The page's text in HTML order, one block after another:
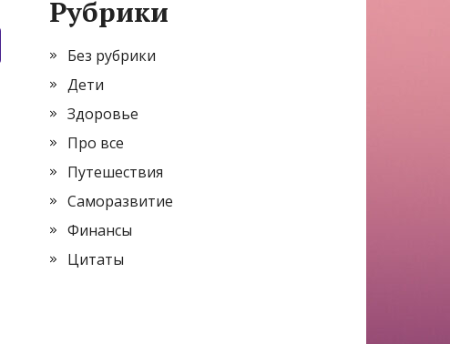
Рубрики
Без рубрики
Дети
Здоровье
Про все
Путешествия
Саморазвитие
Финансы
Цитаты